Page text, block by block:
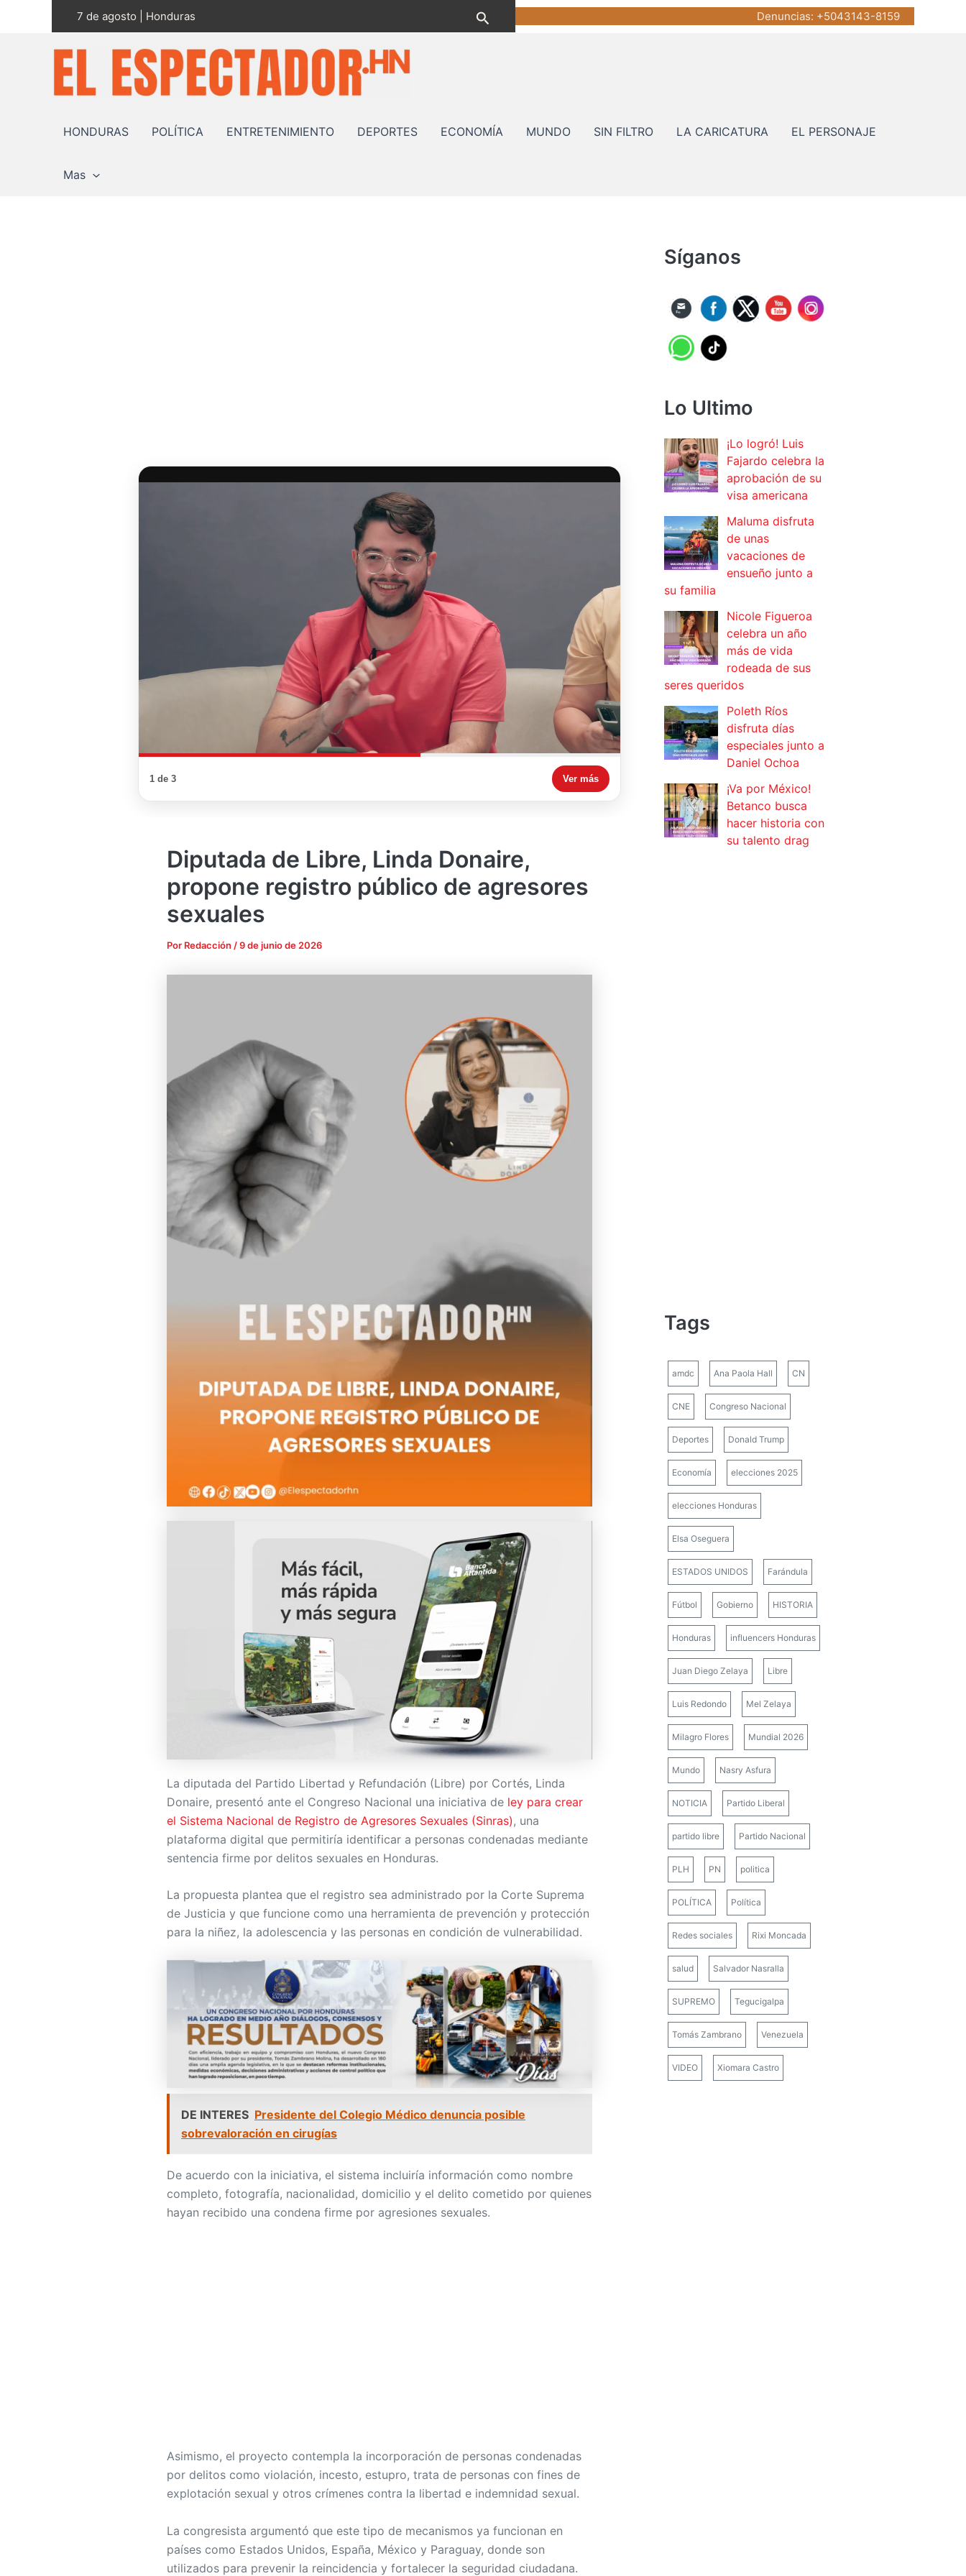
7 de agosto | Honduras Buscar Denuncias: +5043143-8159
HONDURAS POLÍTICA ENTRETENIMIENTO DEPORTES ECONOMÍA MUNDO SIN FILTRO LA CARICATURA EL PERSONAJE
Mas
1 de 3 Ver más
Diputada de Libre, Linda Donaire,
propone registro público de agresores
sexuales
Por Redacción /9 de junio de 2026
La diputada del Partido Libertad y Refundación (Libre) por Cortés, Linda
Donaire, presentó ante el Congreso Nacional una iniciativa de ley para crear
el Sistema Nacional de Registro de Agresores Sexuales (Sinras) , una
plataforma digital que permitiría identificar a personas condenadas mediante
sentencia firme por delitos sexuales en Honduras.
La propuesta plantea que el registro sea administrado por la Corte Suprema
de Justicia y que funcione como una herramienta de prevención y protección
para la niñez, la adolescencia y las personas en condición de vulnerabilidad.
DE INTERES Presidente del Colegio Médico denuncia posible
sobrevaloración en cirugías
De acuerdo con la iniciativa, el sistema incluiría información como nombre
completo, fotografía, nacionalidad, domicilio y el delito cometido por quienes
hayan recibido una condena firme por agresiones sexuales.
Asimismo, el proyecto contempla la incorporación de personas condenadas
por delitos como violación, incesto, estupro, trata de personas con fines de
explotación sexual y otros crímenes contra la libertad e indemnidad sexual.
La congresista argumentó que este tipo de mecanismos ya funcionan en
países como Estados Unidos, España, México y Paraguay, donde son
utilizados para prevenir la reincidencia y fortalecer la seguridad ciudadana.
Síganos
Lo Ultimo
¡Lo logró! Luis
Fajardo celebra la
aprobación de su
visa americana
Maluma disfruta
de unas
vacaciones de
ensueño junto a
su familia
Nicole Figueroa
celebra un año
más de vida
rodeada de sus
seres queridos
Poleth Ríos
disfruta días
especiales junto a
Daniel Ochoa
¡Va por México!
Betanco busca
hacer historia con
su talento drag
Tags
amdc Ana Paola Hall CN
CNE Congreso Nacional
Deportes Donald Trump
Economía elecciones 2025
elecciones Honduras
Elsa Oseguera
ESTADOS UNIDOS Farándula
Fútbol Gobierno HISTORIA
Honduras influencers Honduras
Juan Diego Zelaya Libre
Luis Redondo Mel Zelaya
Milagro Flores Mundial 2026
Mundo Nasry Asfura
NOTICIA Partido Liberal
partido libre Partido Nacional
PLH PN politica
POLÍTICA Política
Redes sociales Rixi Moncada
salud Salvador Nasralla
SUPREMO Tegucigalpa
Tomás Zambrano Venezuela
VIDEO Xiomara Castro